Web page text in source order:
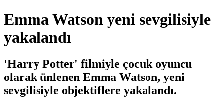
Emma Watson yeni sevgilisiyle
yakalandı
'Harry Potter' filmiyle çocuk oyuncu
olarak ünlenen Emma Watson, yeni
sevgilisiyle objektiflere yakalandı.